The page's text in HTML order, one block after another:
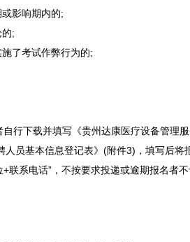
影响期内的;
;
了考试作弊行为的;
下载并填写《贵州达康医疗设备管理
员基本信息登记表》(附件3)，填写后将
系电话”，不按要求投递或逾期报名者不